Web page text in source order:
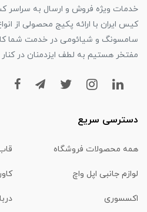
خدمات ویژه فروش و ارسال به سراسر
کیس ایران با ارائه پکیج محصولی از
سامسونگ و شیائومی در خدمت شما
مفتخر هستیم به لطف ایزدمنان در
دسترسی سریع
همه محصولات فروشگاه
لوازم جانبی اپل واچ
اکسسوری